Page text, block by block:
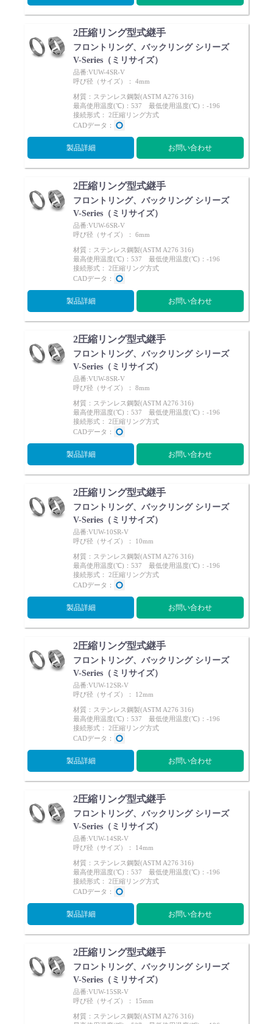
Language：日本語／English
お問い合わせ2圧縮リング型式継手
フロントリング、バックリング シリーズ
V-Series（ミリサイズ）
品番:VUW-4SR-V
呼び径（サイズ）： 4mm
材質：ステンレス鋼製(ASTM A276 316)
最高使用温度(℃)：537 最低使用温度(℃)：-196
接続形式： 2圧縮リング方式
CADデータ：
製品詳細 お問い合わせ
2圧縮リング型式継手
フロントリング、バックリング シリーズ
V-Series（ミリサイズ）
品番:VUW-6SR-V
呼び径（サイズ）： 6mm
材質：ステンレス鋼製(ASTM A276 316)
最高使用温度(℃)：537 最低使用温度(℃)：-196
接続形式： 2圧縮リング方式
CADデータ：
製品詳細 お問い合わせ
2圧縮リング型式継手
フロントリング、バックリング シリーズ
V-Series（ミリサイズ）
品番:VUW-8SR-V
呼び径（サイズ）： 8mm
材質：ステンレス鋼製(ASTM A276 316)
最高使用温度(℃)：537 最低使用温度(℃)：-196
接続形式： 2圧縮リング方式
CADデータ：
製品詳細 お問い合わせ
2圧縮リング型式継手
フロントリング、バックリング シリーズ
V-Series（ミリサイズ）
品番:VUW-10SR-V
呼び径（サイズ）： 10mm
材質：ステンレス鋼製(ASTM A276 316)
最高使用温度(℃)：537 最低使用温度(℃)：-196
接続形式： 2圧縮リング方式
CADデータ：
製品詳細 お問い合わせ
2圧縮リング型式継手
フロントリング、バックリング シリーズ
V-Series（ミリサイズ）
品番:VUW-12SR-V
呼び径（サイズ）： 12mm
材質：ステンレス鋼製(ASTM A276 316)
最高使用温度(℃)：537 最低使用温度(℃)：-196
接続形式： 2圧縮リング方式
CADデータ：
製品詳細 お問い合わせ
2圧縮リング型式継手
フロントリング、バックリング シリーズ
V-Series（ミリサイズ）
品番:VUW-14SR-V
呼び径（サイズ）： 14mm
材質：ステンレス鋼製(ASTM A276 316)
最高使用温度(℃)：537 最低使用温度(℃)：-196
接続形式： 2圧縮リング方式
CADデータ：
製品詳細 お問い合わせ
2圧縮リング型式継手
フロントリング、バックリング シリーズ
V-Series（ミリサイズ）
品番:VUW-15SR-V
呼び径（サイズ）： 15mm
材質：ステンレス鋼製(ASTM A276 316)